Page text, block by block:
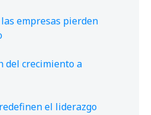
empresas pierden
del crecimiento a
el liderazgo